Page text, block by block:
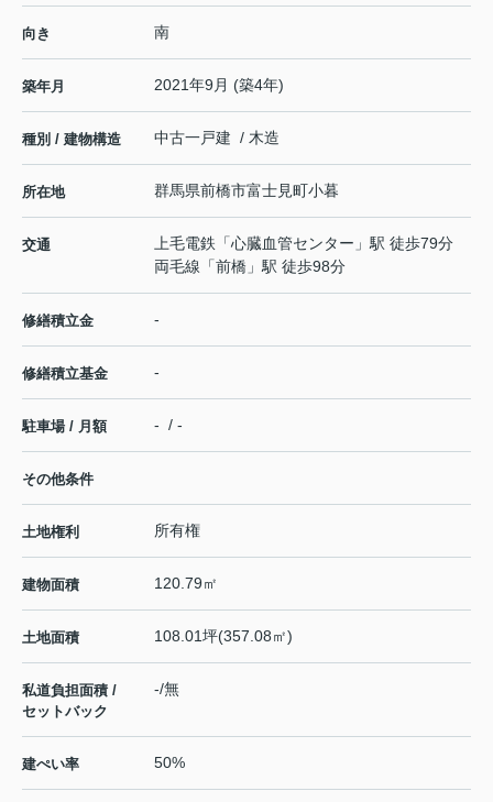
向き 南
築年月 2021年9月 (築4年)
種別 / 建物構造 中古一戸建 / 木造
所在地 群馬県前橋市富士見町小暮
交通 上毛電鉄 「心臓血管センター 」駅 徒歩79分
両毛線 「前橋 」駅 徒歩98分
修繕積立金 -
修繕積立基金 -
駐車場 / 月額 - / -
その他条件
土地権利 所有権
建物面積 120.79㎡
土地面積 108.01坪(357.08㎡)
私道負担面積 /
セットバック
-/無
建ぺい率 50%